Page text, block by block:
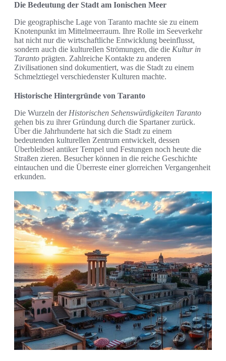
Die Bedeutung der Stadt am Ionischen Meer
Die geographische Lage von Taranto machte sie zu einem
Knotenpunkt im Mittelmeerraum. Ihre Rolle im Seeverkehr
hat nicht nur die wirtschaftliche Entwicklung beeinflusst,
sondern auch die kulturellen Strömungen, die die Kultur in
Taranto prägten. Zahlreiche Kontakte zu anderen
Zivilisationen sind dokumentiert, was die Stadt zu einem
Schmelztiegel verschiedenster Kulturen machte.
Historische Hintergründe von Taranto
Die Wurzeln der Historischen Sehenswürdigkeiten Taranto
gehen bis zu ihrer Gründung durch die Spartaner zurück.
Über die Jahrhunderte hat sich die Stadt zu einem
bedeutenden kulturellen Zentrum entwickelt, dessen
Überbleibsel antiker Tempel und Festungen noch heute die
Straßen zieren. Besucher können in die reiche Geschichte
eintauchen und die Überreste einer glorreichen Vergangenheit
erkunden.